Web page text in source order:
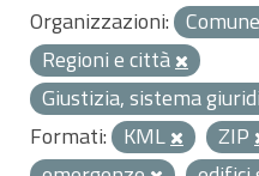
Organizzazioni:
Regioni e città
Giustizia, sistema
Formati: KML ZIP